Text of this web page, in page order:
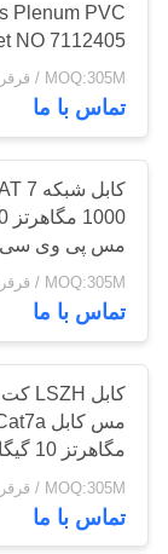
تماس
بگیرید
درخواست
نقل قول
نقشه
سایت
PRIVACY
POLICY
اهم
54
132
Plenum PVC
NO 7112405
MOQ:305M / قرقره ، 100 قرقره
تماس با ما
مس پی وی سی
MOQ:305M / قرقره ، 100 قرقره
تماس با ما
مگاهرتز 10 گیگابیت بر ثانیه
MOQ:305M / قرقره ، 100 قرقره
تماس با ما